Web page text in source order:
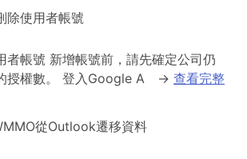
除使用者帳號
者帳號 新增帳號前，請先確定公司仍
授權數。 登入Google A
→ 查看完整
從Outlook遷移資料